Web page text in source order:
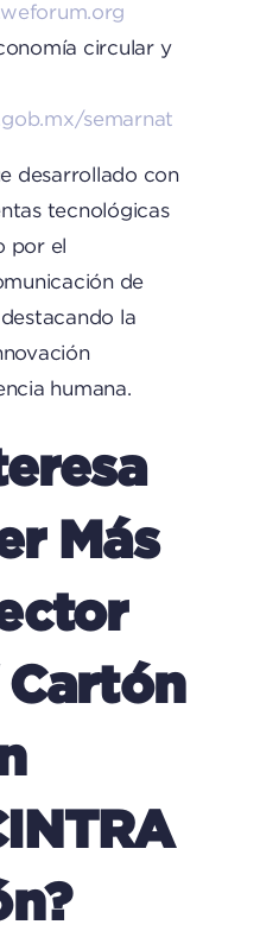
circular y
semarnat
desarrollado con
tecnológicas
por el
de
la
humana.
Más
Cartón